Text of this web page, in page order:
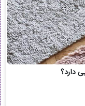
دارد؟